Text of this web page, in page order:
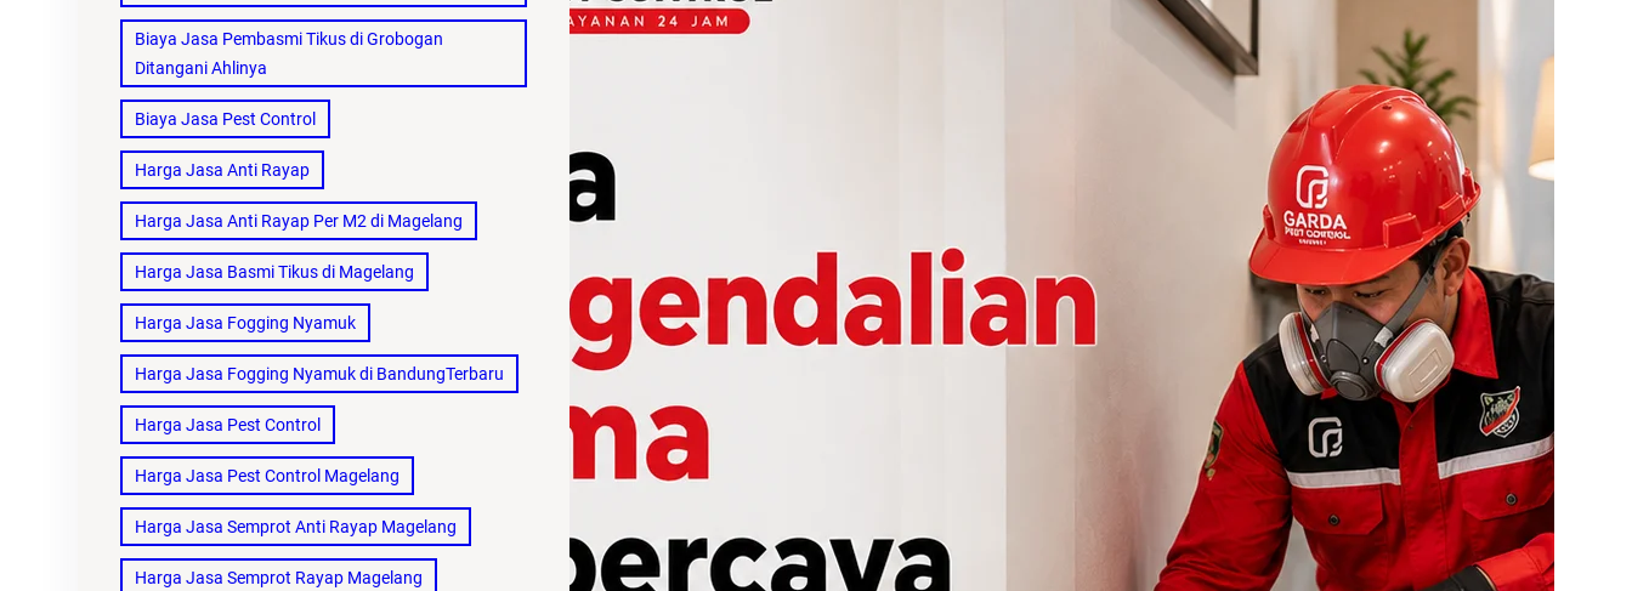
Biaya Jasa Pembasmi Tikus di Grobogan
Ditangani Ahlinya
Biaya Jasa Pest Control
Harga Jasa Anti Rayap
Harga Jasa Anti Rayap Per M2 di Magelang
Harga Jasa Basmi Tikus di Magelang
Harga Jasa Fogging Nyamuk
Harga Jasa Fogging Nyamuk di BandungTerbaru
Harga Jasa Pest Control
Harga Jasa Pest Control Magelang
Harga Jasa Semprot Anti Rayap Magelang
Harga Jasa Semprot Rayap Magelang